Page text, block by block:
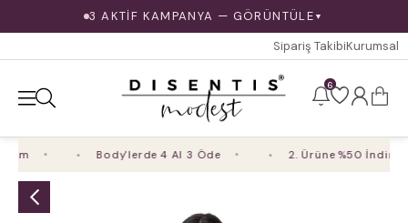
3 AKTİF KAMPANYA — GÖRÜNTÜLE ▼
Sipariş TakibiKurumsal
6
Body'lerde 4 Al 3 Öde 2. Ürüne %50 İndirim